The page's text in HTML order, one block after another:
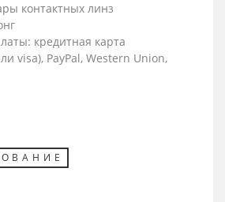
контактных линз
кредитная карта
visa), PayPal, Western Union,